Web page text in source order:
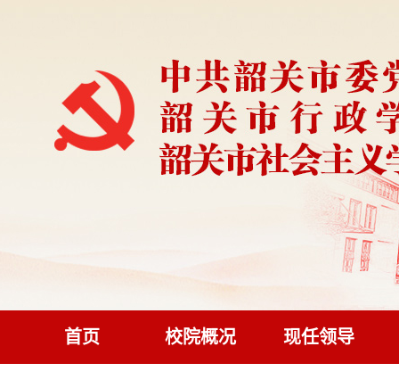
首页 校院概况 现任领导